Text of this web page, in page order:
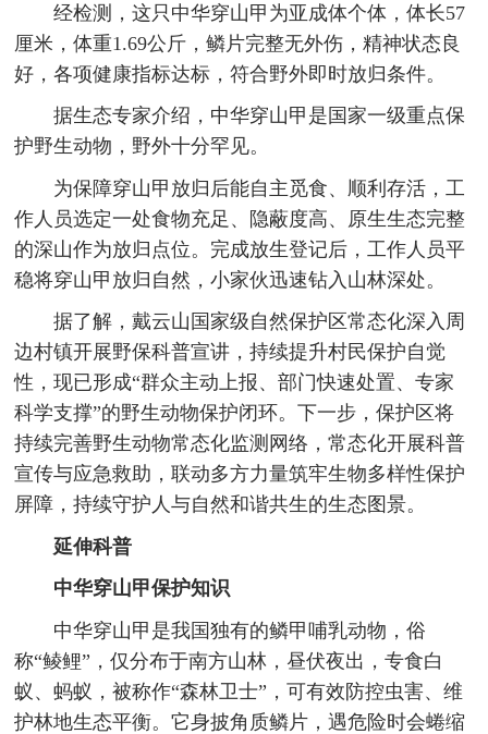
经检测，这只中华穿山甲为亚成体个体，体长57
厘米，体重1.69公斤，鳞片完整无外伤，精神状态良
好，各项健康指标达标，符合野外即时放归条件。
据生态专家介绍，中华穿山甲是国家一级重点保
护野生动物，野外十分罕见。
为保障穿山甲放归后能自主觅食、顺利存活，工
作人员选定一处食物充足、隐蔽度高、原生生态完整
的深山作为放归点位。完成放生登记后，工作人员平
稳将穿山甲放归自然，小家伙迅速钻入山林深处。
据了解，戴云山国家级自然保护区常态化深入周
边村镇开展野保科普宣讲，持续提升村民保护自觉
性，现已形成“群众主动上报、部门快速处置、专家
科学支撑”的野生动物保护闭环。下一步，保护区将
持续完善野生动物常态化监测网络，常态化开展科普
宣传与应急救助，联动多方力量筑牢生物多样性保护
屏障，持续守护人与自然和谐共生的生态图景。
延伸科普
中华穿山甲保护知识
中华穿山甲是我国独有的鳞甲哺乳动物，俗
称“鲮鲤”，仅分布于南方山林，昼伏夜出，专食白
蚁、蚂蚁，被称作“森林卫士”，可有效防控虫害、维
护林地生态平衡。它身披角质鳞片，遇危险时会蜷缩